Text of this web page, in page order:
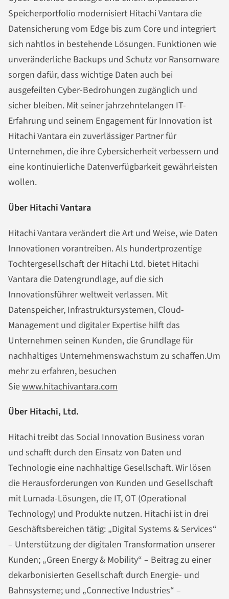
Speicherportfolio modernisiert Hitachi Vantara die
Datensicherung vom Edge bis zum Core und integriert
sich nahtlos in bestehende Lösungen. Funktionen wie
unveränderliche Backups und Schutz vor Ransomware
sorgen dafür, dass wichtige Daten auch bei
ausgefeilten Cyber-Bedrohungen zugänglich und
sicher bleiben. Mit seiner jahrzehntelangen IT-
Erfahrung und seinem Engagement für Innovation ist
Hitachi Vantara ein zuverlässiger Partner für
Unternehmen, die ihre Cybersicherheit verbessern und
eine kontinuierliche Datenverfügbarkeit gewährleisten
wollen.
Über Hitachi Vantara
Hitachi Vantara verändert die Art und Weise, wie Daten
Innovationen vorantreiben. Als hundertprozentige
Tochtergesellschaft der Hitachi Ltd. bietet Hitachi
Vantara die Datengrundlage, auf die sich
Innovationsführer weltweit verlassen. Mit
Datenspeicher, Infrastruktursystemen, Cloud-
Management und digitaler Expertise hilft das
Unternehmen seinen Kunden, die Grundlage für
nachhaltiges Unternehmenswachstum zu schaffen.Um
mehr zu erfahren, besuchen
Siewww.hitachivantara.com
Über Hitachi, Ltd.
Hitachi treibt das Social Innovation Business voran
und schafft durch den Einsatz von Daten und
Technologie eine nachhaltige Gesellschaft. Wir lösen
die Herausforderungen von Kunden und Gesellschaft
mit Lumada-Lösungen, die IT, OT (Operational
Technology) und Produkte nutzen. Hitachi ist in drei
Geschäftsbereichen tätig: „Digital Systems & Services“
– Unterstützung der digitalen Transformation unserer
Kunden; „Green Energy & Mobility“ – Beitrag zu einer
dekarbonisierten Gesellschaft durch Energie- und
Bahnsysteme; und „Connective Industries“ –